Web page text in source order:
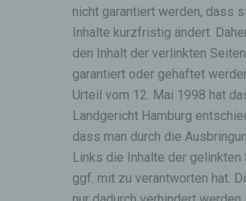
nicht garantiert werden, dass
Inhalte kurzfristig ändert.
den Inhalt der verlinkten
garantiert oder gehaftet
Urteil vom 12. Mai 1998 hat
Landgericht Hamburg
dass man durch die
Links die Inhalte der gelinkten
ggf. mit zu verantworten hat.
kann.
Betroffene Person ist jede
identifizierbare natürliche
personenbezogene Daten von
Verarbeitung Verantwortlichen
werden.
Verarbeitung
Verarbeitung ist jeder mit oder
automatisierter Verfahren